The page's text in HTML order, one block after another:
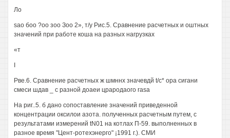
Ло
sao боо ?оо зоо Зоо 2», т/у Рис.5. Сравнение расчетных и оштных
значений при работе коша на разных нагрузках
«т
Рве.6. Сравнение расчетных ж шмннх значевдй t/c* opa сигани
смеси шдав _ с разной доаеи црародаого rasa
На риг..5. б дано сопоставление значений приведенной
концентрации оксилои азота. полученных расчетным путем, с
результатами измерений tN01 на котлах П-59. выполненных в
разное время "Цент-ротехэнерго" ¡1991 г.). СМИ